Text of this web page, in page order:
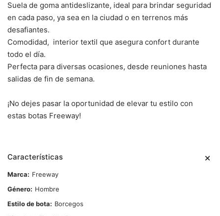
Suela de goma antideslizante, ideal para brindar seguridad
en cada paso, ya sea en la ciudad o en terrenos más
desafiantes.
Comodidad, interior textil que asegura confort durante
todo el día.
Perfecta para diversas ocasiones, desde reuniones hasta
salidas de fin de semana.
¡No dejes pasar la oportunidad de elevar tu estilo con
estas botas Freeway!
Características
Marca
Freeway
Género
Hombre
Estilo de bota
Borcegos